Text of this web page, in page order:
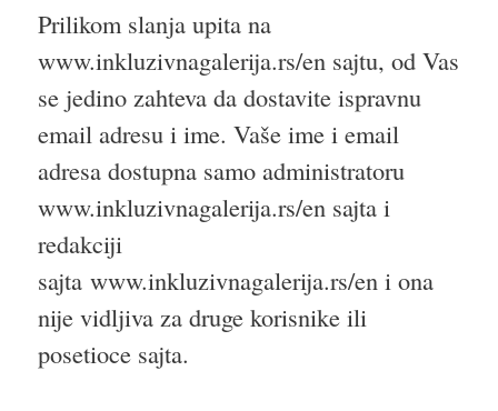
Prilikom slanja upita na
www.inkluzivnagalerija.rs/en sajtu, od Vas
se jedino zahteva da dostavite ispravnu
email adresu i ime. Vaše ime i email
adresa dostupna samo administratoru
www.inkluzivnagalerija.rs/en sajta i
redakciji
sajta www.inkluzivnagalerija.rs/en i ona
nije vidljiva za druge korisnike ili
posetioce sajta.